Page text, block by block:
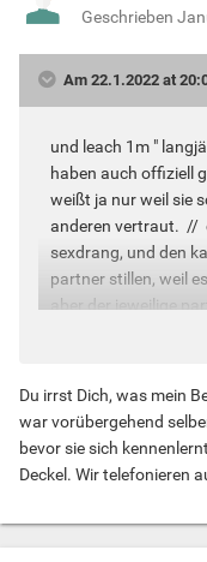
Geschrieben
Am 22.1.2022 at
und leach 1m "
haben auch offiziell
weißt ja nur weil sie
anderen vertraut. //
sexdrang, und den
partner stillen, weil
aber der jeweilige
monogame
Du irrst Dich, was mein
war vorübergehend
bevor sie sich
Deckel. Wir telefonieren